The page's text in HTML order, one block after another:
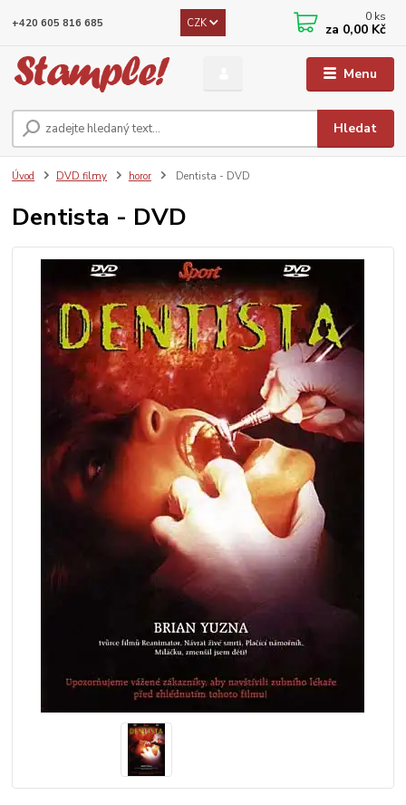
Menu
CZK
Hledat
+420 605 816 685 0 ks
za 0,00 Kč
Úvod DVD filmy horor Dentista - DVD
Dentista - DVD